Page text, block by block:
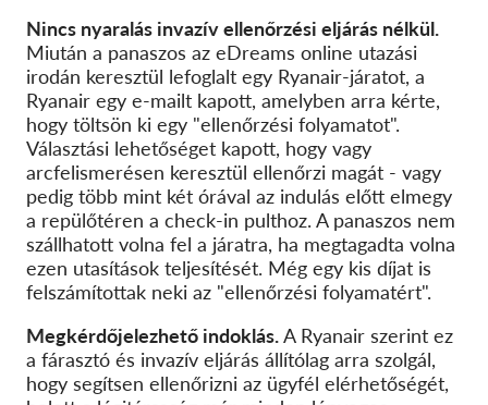
Nincs nyaralás invazív ellenőrzési eljárás nélkül.
Miután a panaszos az eDreams online utazási
irodán keresztül lefoglalt egy Ryanair-járatot, a
Ryanair egy e-mailt kapott, amelyben arra kérte,
hogy töltsön ki egy "ellenőrzési folyamatot".
Választási lehetőséget kapott, hogy vagy
arcfelismerésen keresztül ellenőrzi magát - vagy
pedig több mint két órával az indulás előtt elmegy
a repülőtéren a check-in pulthoz. A panaszos nem
szállhatott volna fel a járatra, ha megtagadta volna
ezen utasítások teljesítését. Még egy kis díjat is
felszámítottak neki az "ellenőrzési folyamatért".
Megkérdőjelezhető indoklás.A Ryanair szerint ez
a fárasztó és invazív eljárás állítólag arra szolgál,
hogy segítsen ellenőrizni az ügyfél elérhetőségét,